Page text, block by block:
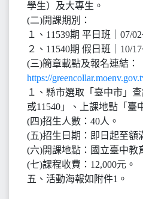
學生）及大專生。
(二)開課期別：
１、11539期 平日班｜07/
２、11540期 假日班｜10/
(三)簡章載點及報名連結：
https://
１、縣市選取「臺中市」
或11540」、上課地點「臺
(四)招生人數：40人。
(五)招生日期：即日起至額
(六)開課地點：國立臺中教
(七)課程收費：12,000元。
五、活動海報如附件1。